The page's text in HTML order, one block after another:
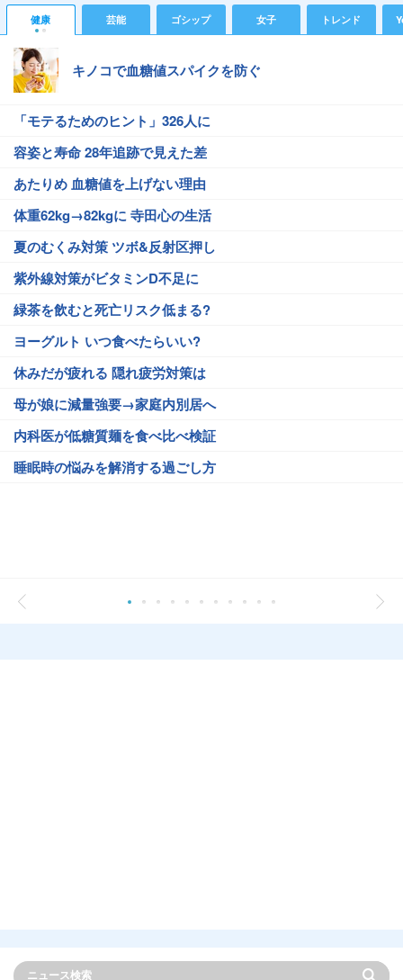
健康 芸能 ゴシップ 女子 トレンド
キノコで血糖値スパイクを防ぐ
「モテるためのヒント」326人に
容姿と寿命 28年追跡で見えた差
あたりめ 血糖値を上げない理由
体重62kg→82kgに 寺田心の生活
夏のむくみ対策 ツボ&反射区押し
紫外線対策がビタミンD不足に
緑茶を飲むと死亡リスク低まる?
ヨーグルト いつ食べたらいい?
休みだが疲れる 隠れ疲労対策は
母が娘に減量強要→家庭内別居へ
内科医が低糖質麺を食べ比べ検証
睡眠時の悩みを解消する過ごし方